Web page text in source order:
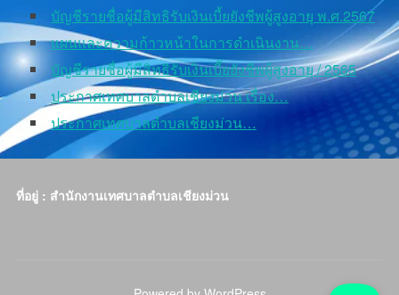
บัญชีรายชื่อผู้มีสิทธิรับเงินเบี้ยยังชีพผู้สูงอายุ พ.ศ.2567
แผนและความก้าวหน้าในการดำเนินงาน…
บัญชีรายชื่อผู้มีสิทธิรับเงินเบี้ยยังชีพผู้สูงอายุ / 2565
ประกาศเทศบาลตำบลเชียงม่วน เรื่อง…
ประกาศเทศบาลตำบลเชียงม่วน…
ที่อยู่ : สำนักงานเทศบาลตำบลเชียงม่วน